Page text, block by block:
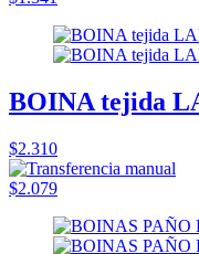
BOINA tejida
$2.310
$2.079